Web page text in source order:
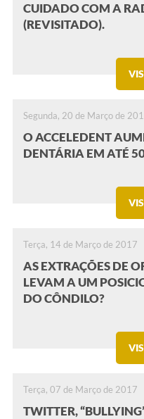
CUIDADO COM A
(REVISITADO).
Segunda, 20 de Março de
O ACCELEDENT
DENTÁRIA EM ATÉ
Terça, 14 de Março de 2017
AS EXTRAÇÕES DE
LEVAM A UM
DO CÔNDILO?
Terça, 07 de Março de 2017
TWITTER,